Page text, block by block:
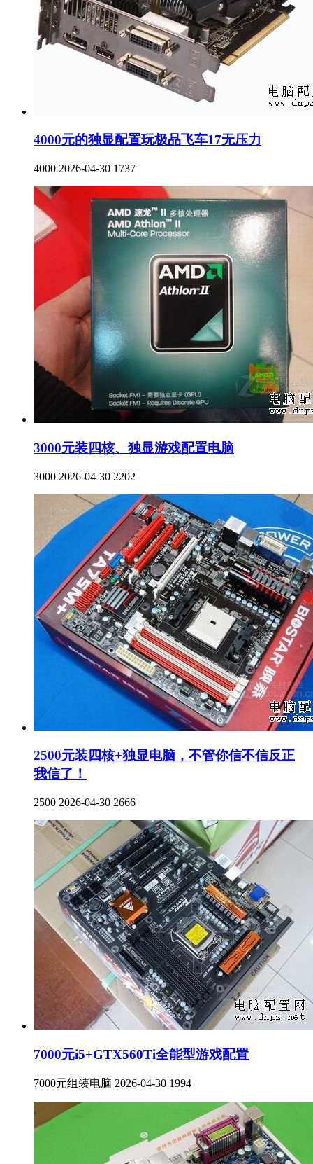
4000元的独显配置玩极品飞车17无压力
4000 2026-04-30 1737
3000元装四核、独显游戏配置电脑
3000 2026-04-30 2202
2500元装四核+独显电脑，不管你信不信反正
我信了！
2500 2026-04-30 2666
7000元i5+GTX560Ti全能型游戏配置
7000元组装电脑 2026-04-30 1994